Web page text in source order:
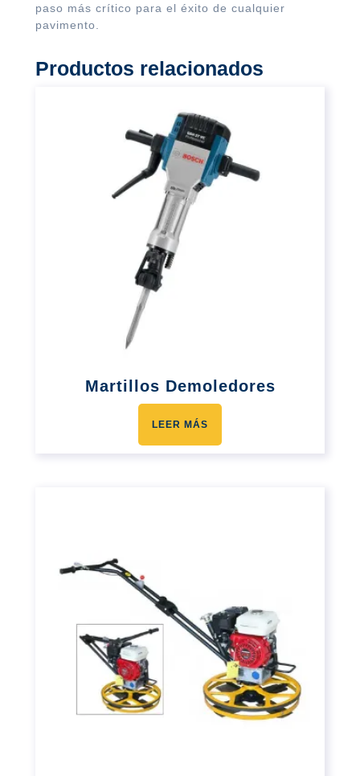
paso más crítico para el éxito de cualquier
pavimento.
Productos relacionados
Martillos Demoledores
LEER MÁS